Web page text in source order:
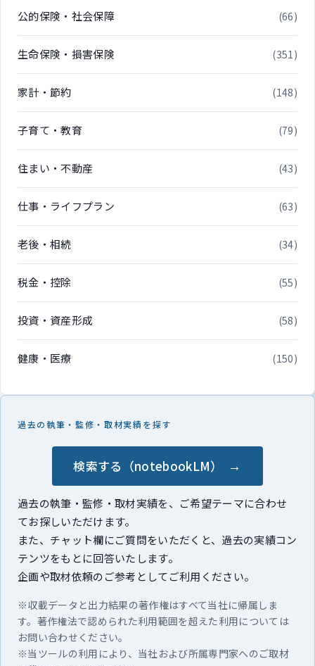
公的保険・社会保障 (66)
生命保険・損害保険 (351)
家計・節約 (148)
子育て・教育 (79)
住まい・不動産 (43)
仕事・ライフプラン (63)
老後・相続 (34)
税金・控除 (55)
投資・資産形成 (58)
健康・医療 (150)
過去の執筆・監修・取材実績を探す
検索する（notebookLM）
過去の執筆・監修・取材実績を、ご希望テーマに合わせ
てお探しいただけます。
また、チャット欄にご質問をいただくと、過去の実績コン
テンツをもとに回答いたします。
企画や取材依頼のご参考としてご利用ください。
※収載データと出力結果の著作権はすべて当社に帰属しま
す。著作権法で認められた利用範囲を超えた利用については
お問い合わせください。
※当ツールの利用により、当社および所属専門家へのご取材